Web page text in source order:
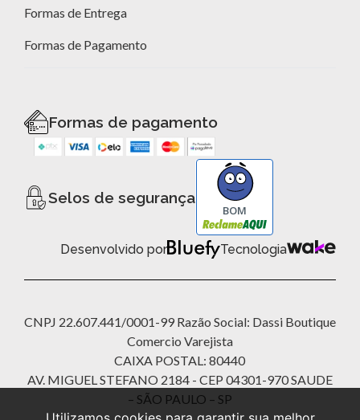
Formas de Entrega
Formas de Pagamento
Formas de pagamento
Selos de segurança
BOM
Desenvolvido por Tecnologia
CNPJ 22.607.441/0001-99 Razão Social: Dassi Boutique
Comercio Varejista
CAIXA POSTAL: 80440
AV. MIGUEL STEFANO 2184 - CEP 04301-970 SAUDE
– SÃO PAULO – SP